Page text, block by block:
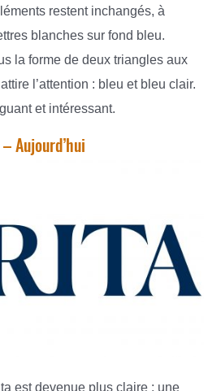
restent inchangés, à
blanches sur fond bleu.
la forme de deux triangles aux
l’attention : bleu et bleu clair.
et intéressant.
Aujourd’hui
est devenue plus claire : une